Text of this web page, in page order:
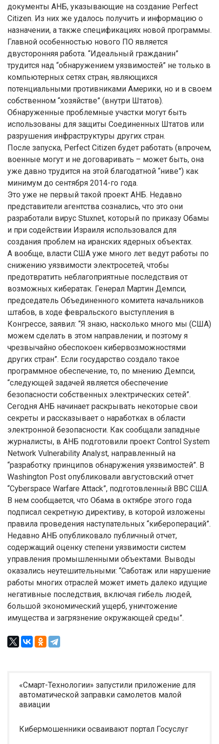
документы АНБ, указывающие на создание Perfect
Citizen. Из них же удалось получить и информацию о
назначении, а также спецификациях новой программы.
Главной особенностью нового ПО является
двусторонняя работа. “Идеальный гражданин”
трудится над “обнаружением уязвимостей” не только в
компьютерных сетях стран, являющихся
потенциальными противниками Америки, но и в своем
собственном “хозяйстве” (внутри Штатов).
Обнаруженные проблемные участки могут быть
использованы для защиты Соединенных Штатов или
разрушения инфраструктуры других стран.
После запуска, Perfect Citizen будет работать (впрочем,
военные могут и не договаривать – может быть, она
уже давно трудится на этой благодатной “ниве”) как
минимум до сентября 2014-го года.
Это уже не первый такой проект АНБ. Недавно
представители агентства сознались, что это они
разработали вирус Stuxnet, который по приказу Обамы
и при содействии Израиля использовался для
создания проблем на иранских ядерных объектах.
А вообще, власти США уже много лет ведут работы по
снижению уязвимости электросетей, чтобы
предотвратить неблагоприятные последствия от
возможных кибератак. Генерал Мартин Демпси,
председатель Объединенного комитета начальников
штабов, в ходе февральского выступления в
Конгрессе, заявил: “Я знаю, насколько много мы (США)
можем сделать в этом направлении, и поэтому я
чрезвычайно обеспокоен кибервозможностями
других стран”. Если государство создало такое
программное обеспечение, то, по мнению Демпси,
“следующей задачей является обеспечение
безопасности собственных электрических сетей”.
Сегодня АНБ начинает раскрывать некоторые свои
секреты и рассказывает о наработках в области
электронной безопасности. Как сообщали западные
журналисты, в АНБ подготовили проект Control System
Network Vulnerability Analyst, направленный на
“разработку принципов обнаружения уязвимостей”. В
Washington Post опубликовали августовский отчет
“Cyberspace Warfare Attack”, подготовленный ВВС США.
В нем сообщается, что Обама в октябре этого года
подписал секретную директиву, в которой изложены
правила проведения наступательных “киберопераций”.
Недавно АНБ опубликовало публичный отчет,
содержащий оценку степени уязвимости систем
управления промышленными объектами. Выводы
оказались неутешительными: “Саботаж или нарушение
работы многих отраслей может иметь далеко идущие
негативные последствия, включая гибель людей,
большой экономический ущерб, уничтожение
имущества и загрязнение окружающей среды”.
«Смарт-Технологии» запустили приложение для
автоматической заправки самолетов малой
авиации
Кибермошенники осваивают портал Госуслуг